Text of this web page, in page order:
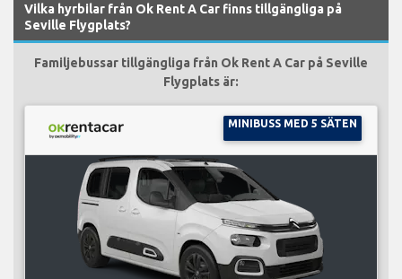
Vilka hyrbilar från Ok Rent A Car finns tillgängliga på
Seville Flygplats?
Familjebussar tillgängliga från Ok Rent A Car på Seville
Flygplats är:
MINIBUSS MED 5 SÄTEN